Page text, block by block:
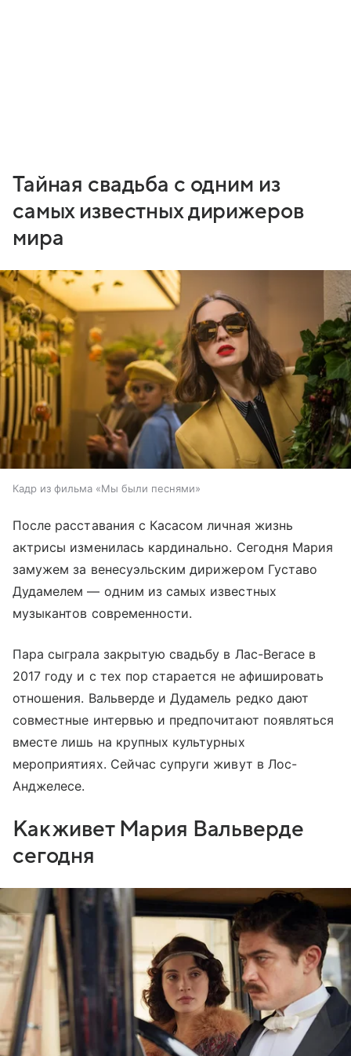
Тайная свадьба с одним из
самых известных дирижеров
мира
Кадр из фильма «Мы были песнями»
После расставания с Касасом личная жизнь
актрисы изменилась кардинально. Сегодня Мария
замужем за венесуэльским дирижером Густаво
Дудамелем — одним из самых известных
музыкантов современности.
Пара сыграла закрытую свадьбу в Лас-Вегасе в
2017 году и с тех пор старается не афишировать
отношения. Вальверде и Дудамель редко дают
совместные интервью и предпочитают появляться
вместе лишь на крупных культурных
мероприятиях. Сейчас супруги живут в Лос-
Анджелесе.
Как живет Мария Вальверде
сегодня